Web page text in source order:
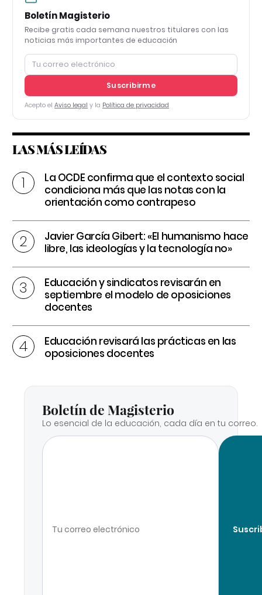
Boletín Magisterio
Recibe gratis cada semana nuestros titulares con las
noticias más importantes de educación
Suscribirme
Acepto el Aviso legal y la Política de privacidad
LAS MÁS LEÍDAS
La OCDE confirma que el contexto social
condiciona más que las notas con la
orientación como contrapeso
Javier García Gibert: «El humanismo hace
libre, las ideologías y la tecnología no»
Educación y sindicatos revisarán en
septiembre el modelo de oposiciones
docentes
Educación revisará las prácticas en las
oposiciones docentes
Boletín de Magisterio
Lo esencial de la educación, cada día en tu correo.